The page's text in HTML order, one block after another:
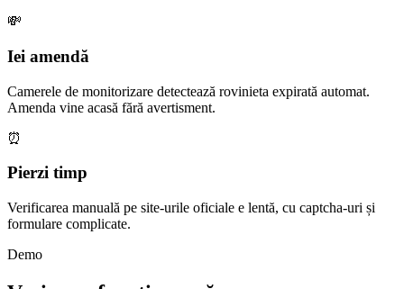
💸
Iei amendă
Camerele de monitorizare detectează rovinieta expirată automat.
Amenda vine acasă fără avertisment.
⏰
Pierzi timp
Verificarea manuală pe site-urile oficiale e lentă, cu captcha-uri și
formulare complicate.
Demo